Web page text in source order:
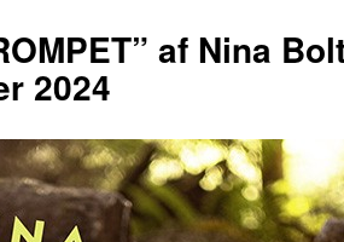
af Nina
2024